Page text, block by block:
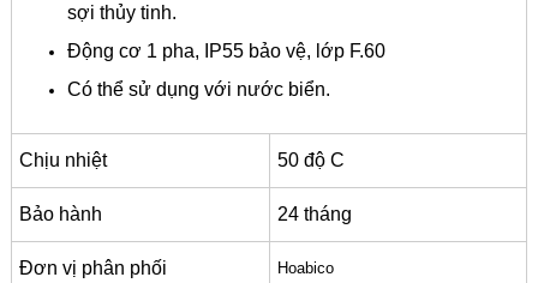
sợi thủy tinh.
Động cơ 1 pha, IP55 bảo vệ, lớp F.60
Có thể sử dụng với nước biển.
Chịu nhiệt 50 độ C
Bảo hành 24 tháng
Đơn vị phân phối Hoabico